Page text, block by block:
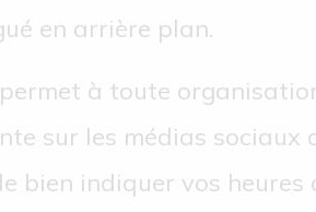
en arrière plan.
à toute
sur les médias sociaux
indiquer vos heures